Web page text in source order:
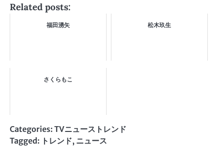
Related posts:
福田湧矢 松木玖生
さくらもこ
Categories: TVニューストレンド
Tagged: トレンド, ニュース